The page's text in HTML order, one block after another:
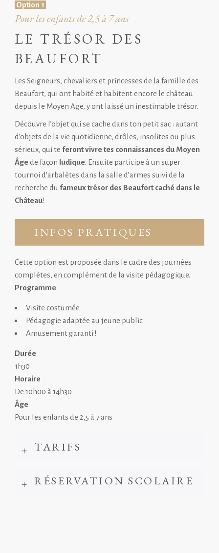
Option 1
Pour les enfants de 2,5 à 7 ans
LE TRÉSOR DES
BEAUFORT
Les Seigneurs, chevaliers et princesses de la famille des
Beaufort, qui ont habité et habitent encore le château
depuis le Moyen Age, y ont laissé un inestimable trésor.
Découvre l’objet qui se cache dans ton petit sac : autant
d’objets de la vie quotidienne, drôles, insolites ou plus
sérieux, qui te feront vivre tes connaissances du Moyen
Âge de façon ludique. Ensuite participe à un super
tournoi d’arbalètes dans la salle d’armes suivi de la
recherche du fameux trésor des Beaufort caché dans le
Château!
INFOS PRATIQUES
Cette option est proposée dans le cadre des journées
complètes, en complément de la visite pédagogique.
Programme
Visite costumée
Pédagogie adaptée au jeune public
Amusement garanti !
Durée
1h30
Horaire
De 10h00 à 14h30
Âge
Pour les enfants de 2,5 à 7 ans
TARIFS
RÉSERVATION SCOLAIRE